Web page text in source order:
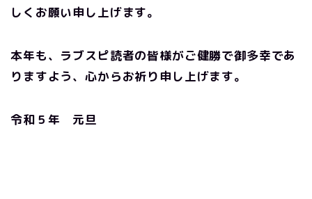
しくお願い申し上げます。
本年も、ラブスピ読者の皆様がご健勝で御多幸であ
りますよう、心からお祈り申し上げます。
令和５年 元旦